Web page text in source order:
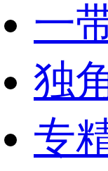
一
独
专